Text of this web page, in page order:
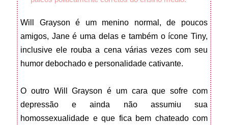
Will Grayson é um menino normal, de poucos
amigos, Jane é uma delas e também o ícone Tiny,
inclusive ele rouba a cena várias vezes com seu
humor debochado e personalidade cativante.
O outro Will Grayson é um cara que sofre com
depressão e ainda não assumiu sua
homossexualidade e que fica bem chateado com